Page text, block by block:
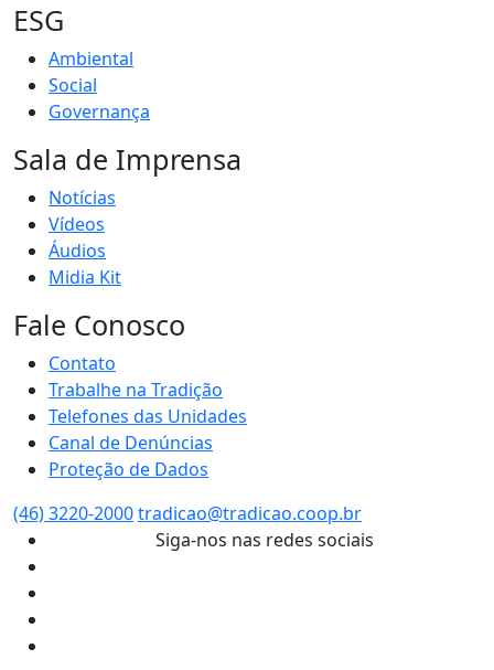
ESG
Ambiental
Social
Governança
Sala de Imprensa
Notícias
Vídeos
Áudios
Midia Kit
Fale Conosco
Contato
Trabalhe na Tradição
Telefones das Unidades
Canal de Denúncias
Proteção de Dados
(46) 3220-2000tradicao@tradicao.coop.br
Siga-nos nas redes sociais